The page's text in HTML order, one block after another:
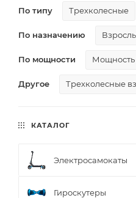
По типу Трехколесные
По назначению
По мощности Мощность
Другое Трехколесные
КАТАЛОГ
Электросамокаты
Гироскутеры